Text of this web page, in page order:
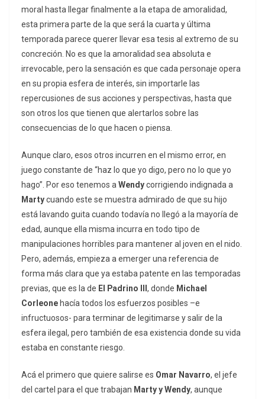
moral hasta llegar finalmente a la etapa de amoralidad,
esta primera parte de la que será la cuarta y última
temporada parece querer llevar esa tesis al extremo de su
concreción. No es que la amoralidad sea absoluta e
irrevocable, pero la sensación es que cada personaje opera
en su propia esfera de interés, sin importarle las
repercusiones de sus acciones y perspectivas, hasta que
son otros los que tienen que alertarlos sobre las
consecuencias de lo que hacen o piensa.
Aunque claro, esos otros incurren en el mismo error, en
juego constante de “haz lo que yo digo, pero no lo que yo
hago”. Por eso tenemos a Wendycorrigiendo indignada a
Martycuando este se muestra admirado de que su hijo
está lavando guita cuando todavía no llegó a la mayoría de
edad, aunque ella misma incurra en todo tipo de
manipulaciones horribles para mantener al joven en el nido.
Pero, además, empieza a emerger una referencia de
forma más clara que ya estaba patente en las temporadas
previas, que es la de El Padrino III , donde Michael
Corleone hacía todos los esfuerzos posibles –e
infructuosos- para terminar de legitimarse y salir de la
esfera ilegal, pero también de esa existencia donde su vida
estaba en constante riesgo.
Acá el primero que quiere salirse es Omar Navarro, el jefe
del cartel para el que trabajan Marty y Wendy, aunque